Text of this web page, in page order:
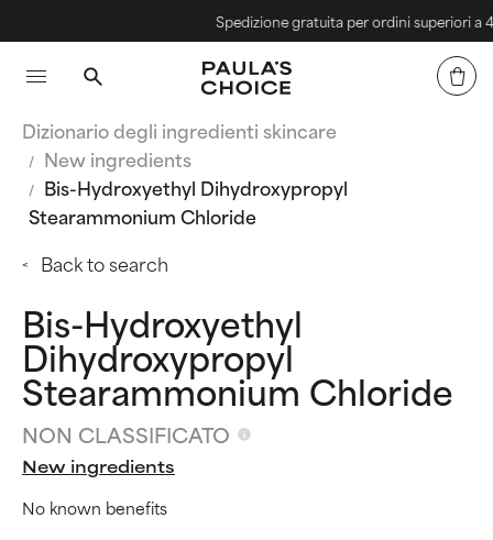
Spedizione gratuita per ordini superiori a
Dizionario degli ingredienti skincare
New ingredients
Bis-Hydroxyethyl Dihydroxypropyl
Stearammonium Chloride
Back to search
Bis-Hydroxyethyl
Dihydroxypropyl
Stearammonium Chloride
NON CLASSIFICATO
New ingredients
No known benefits